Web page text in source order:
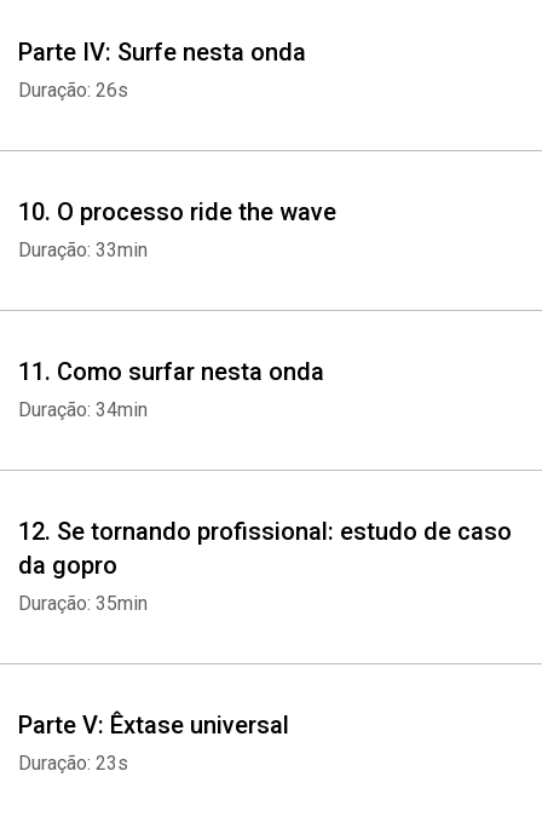
Parte IV: Surfe nesta onda
Duração: 26s
10. O processo ride the wave
Duração: 33min
11. Como surfar nesta onda
Duração: 34min
12. Se tornando profissional: estudo de caso
da gopro
Duração: 35min
Parte V: Êxtase universal
Duração: 23s